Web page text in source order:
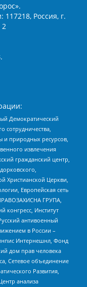
117218, Россия, г.
2
Демократический
сотрудничества,
и природных ресурсов,
извлечения
гражданский центр,
Христианской Церкви,
Европейская сеть
ГРУПА,
конгресс, Институт
антивоенный
в России –
Интернешнл, Фонд
дом прав человека
Сетевое объединение
Развития,
анализа